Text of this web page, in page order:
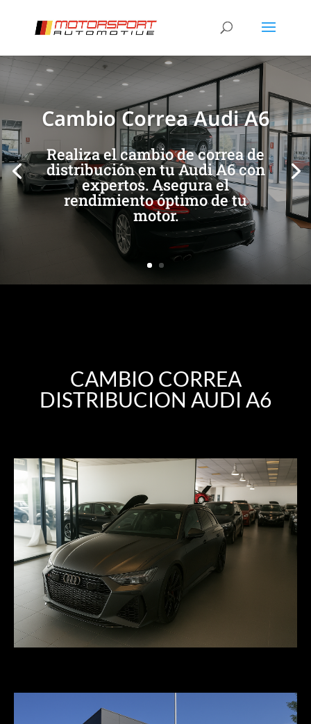
Cambio Correa Audi A6
Realiza el cambio de correa de
distribución en tu Audi A6 con
expertos. Asegura el
rendimiento óptimo de tu
motor.
[/et_pb_slide] [/et_pb_slide]
CAMBIO CORREA
DISTRIBUCION AUDI A6